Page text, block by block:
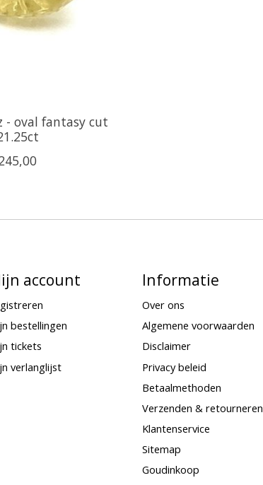
- oval fantasy cut
account
bestellingen
tickets
verlanglijst
Informatie
Over ons
Algemene voorwaarden
Disclaimer
Privacy beleid
Betaalmethoden
Verzenden & retourneren
Klantenservice
Sitemap
Goudinkoop